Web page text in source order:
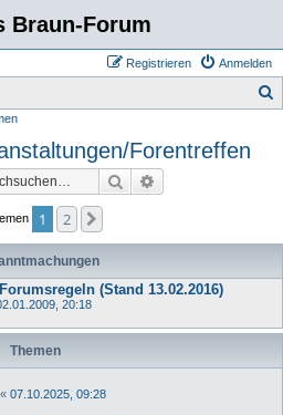
Braun-Forum
Anmelden
Registrieren
Forentreffen
Suche
1 2
(Stand 13.02.2016)
20:18
Themen
« 07.10.2025, 09:28